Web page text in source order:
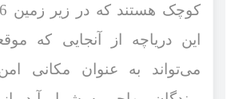
این دریاچه از آنجایی که
می‌تواند به عنوان مکانی